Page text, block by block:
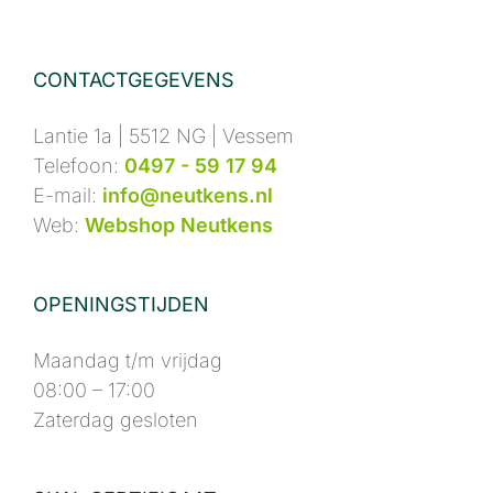
CONTACTGEGEVENS
Lantie 1a | 5512 NG | Vessem
Telefoon: 0497 - 59 17 94
E-mail: info@neutkens.nl
Web: Webshop Neutkens
OPENINGSTIJDEN
Maandag t/m vrijdag
08:00 – 17:00
Zaterdag gesloten